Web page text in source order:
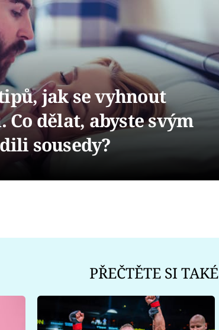
jak se vyhnout
dělat, abyste svým
sousedy?
PŘEČTĚTE SI TAKÉ